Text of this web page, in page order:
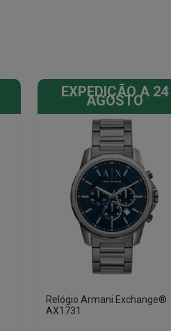
EXPEDIÇÃO A 24
AGOSTO
Relógio Armani Exchange®
AX1731